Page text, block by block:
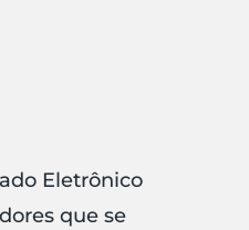
Eletrônico
que se